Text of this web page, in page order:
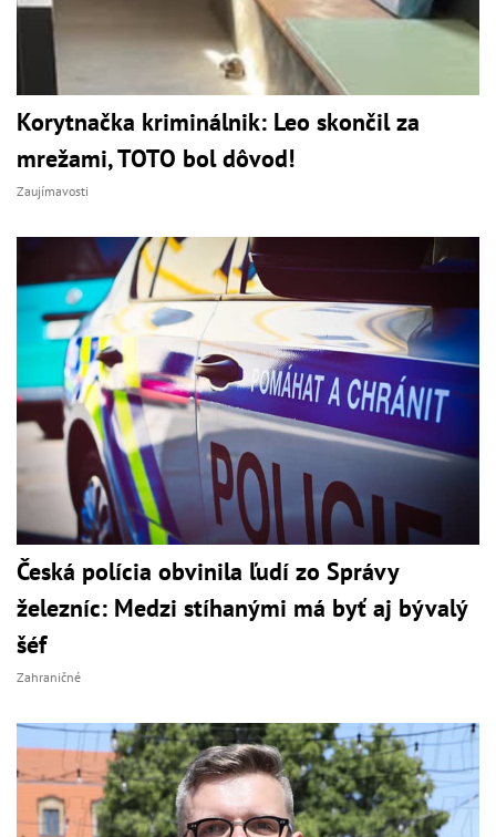
Korytnačka kriminálnik: Leo skončil za
mrežami, TOTO bol dôvod!
Zaujímavosti
Česká polícia obvinila ľudí zo Správy
železníc: Medzi stíhanými má byť aj bývalý
šéf
Zahraničné